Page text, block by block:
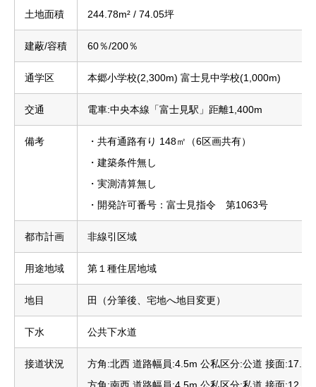
土地面積 244.78m² / 74.05坪
建蔽/容積 60％/200％
通学区 本郷小学校(2,300m) 富士見中学校(1,000m)
交通 電車:中央本線「富士見駅」距離1,400m
備考
・共有通路有り 148㎡（6区画共有）
・建築条件無し
・実測清算無し
・開発許可番号：富士見指令 第1063号
都市計画 非線引区域
用途地域 第１種住居地域
地目 田（分筆後、宅地へ地目変更）
下水 公共下水道
接道状況
方角:北西 道路幅員:4.5m 公私区分:公道 接面:17.2m
方角:南西 道路幅員:4.5m 公私区分:私道 接面:12.7m